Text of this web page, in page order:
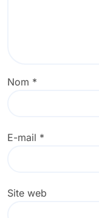
Nom *
E-mail *
Site web